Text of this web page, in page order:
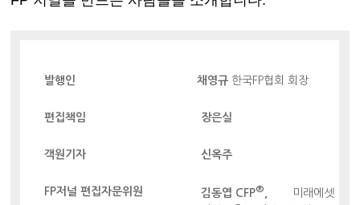
발행인 채영규 한국FP협회 회장
편집책임 장은실
객원기자 신옥주
FP저널 편집자문위원 김동엽 CFP®
미래에셋